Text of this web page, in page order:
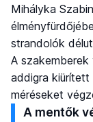
Mihályka
strandolók
A
addigra kiürített
méréseket
A mentők